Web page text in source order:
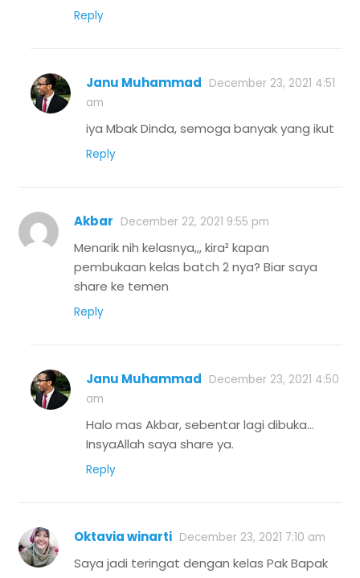
Reply
Janu Muhammad December 23, 2021 4:51
am
iya Mbak Dinda, semoga banyak yang ikut
Reply
Akbar December 22, 2021 9:55 pm
Menarik nih kelasnya,,, kira² kapan
pembukaan kelas batch 2 nya? Biar saya
share ke temen
Reply
Janu Muhammad December 23, 2021 4:50
am
Halo mas Akbar, sebentar lagi dibuka…
InsyaAllah saya share ya.
Reply
Oktavia winarti December 23, 2021 7:10 am
Saya jadi teringat dengan kelas Pak Bapak